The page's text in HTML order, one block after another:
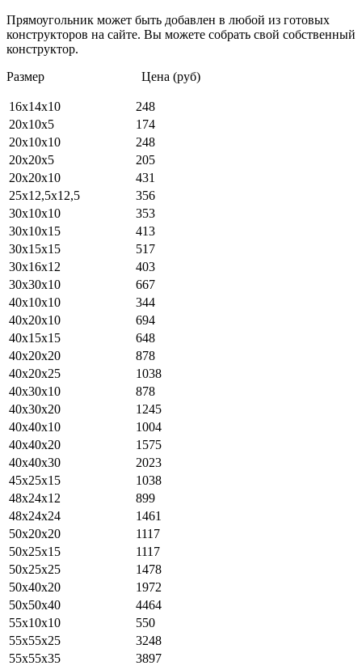
Прямоугольник может быть добавлен в любой из готовых
конструкторов на сайте. Вы можете собрать свой собственный
конструктор.
Размер Цена (руб)
16х14х10
248
20х10х5
174
20х10х10
248
20х20х5
205
20х20х10
431
25х12,5х12,5
356
30х10х10
353
30х10х15
413
30х15х15
517
30х16х12
403
30х30х10
667
40х10х10
344
40х20х10
694
40х15х15
648
40х20х20
878
40х20х25
1038
40х30х10
878
40х30х20
1245
40х40х10
1004
40х40х20
1575
40x40x30
2023
45х25х15
1038
48х24х12
899
48х24х24
1461
50х20х20
1117
50х25х15
1117
50х25х25
1478
50х40х20
1972
50x50x40
4464
55х10х10
550
55x55x25
3248
55x55x35
3897